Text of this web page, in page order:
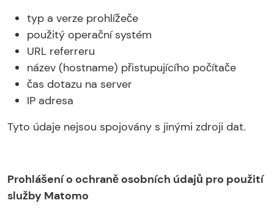
typ a verze prohlížeče
použitý operační systém
URL referreru
název (hostname) přistupujícího počítače
čas dotazu na server
IP adresa
Tyto údaje nejsou spojovány s jinými zdroji dat.
Prohlášení o ochraně osobních údajů pro použití
služby Matomo